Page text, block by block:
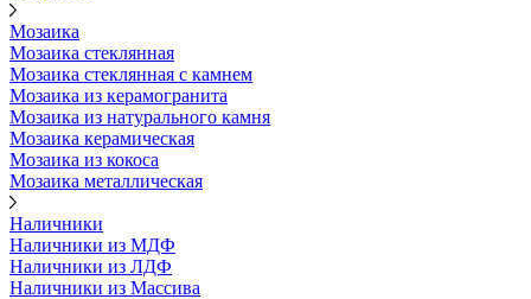
Мозаика
Мозаика стеклянная
Мозаика стеклянная с камнем
Мозаика из керамогранита
Мозаика из натурального камня
Мозаика керамическая
Мозаика из кокоса
Мозаика металлическая
Наличники
Наличники из МДФ
Наличники из ЛДФ
Наличники из Массива